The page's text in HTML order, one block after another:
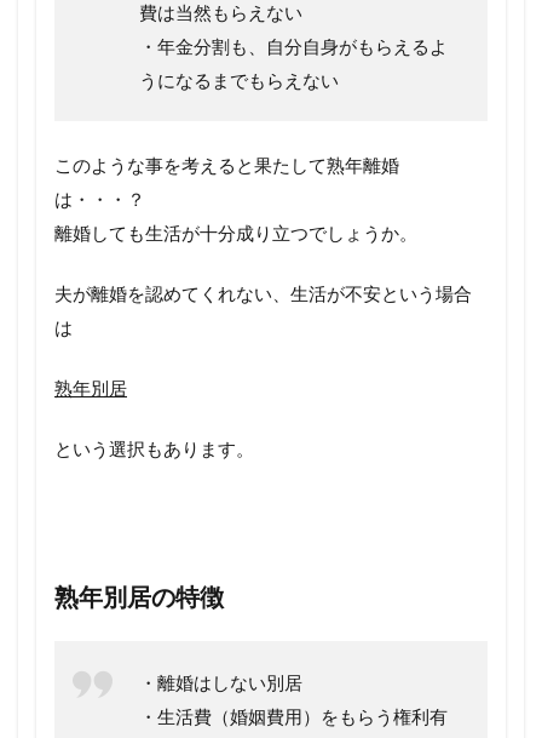
費は当然もらえない
・年金分割も、自分自身がもらえるよ
うになるまでもらえない
このような事を考えると果たして熟年離婚
は・・・？
離婚しても生活が十分成り立つでしょうか。
夫が離婚を認めてくれない、生活が不安という場合
は
熟年別居
という選択もあります。
熟年別居の特徴
・離婚はしない別居
・生活費（婚姻費用）をもらう権利有